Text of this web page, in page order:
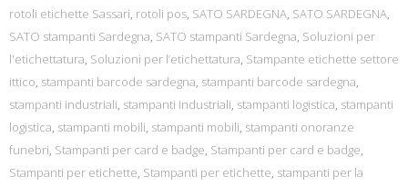
rotoli etichette Sassari, rotoli pos, SATO SARDEGNA, SATO SARDEGNA,
SATO stampanti Sardegna, SATO stampanti Sardegna, Soluzioni per
l'etichettatura, Soluzioni per l’etichettatura, Stampante etichette settore
ittico, stampanti barcode sardegna, stampanti barcode sardegna,
stampanti industriali, stampanti industriali, stampanti logistica, stampanti
logistica, stampanti mobili, stampanti mobili, stampanti onoranze
funebri, Stampanti per card e badge, Stampanti per card e badge,
Stampanti per etichette, Stampanti per etichette, stampanti per la